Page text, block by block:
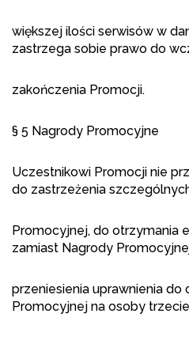
większej ilości serwisów w
zastrzega sobie prawo do
zakończenia Promocji.
§ 5 Nagrody Promocyjne
Uczestnikowi Promocji nie
do zastrzeżenia
Promocyjnej, do otrzymania
zamiast Nagrody
przeniesienia uprawnienia do
Promocyjnej na osoby